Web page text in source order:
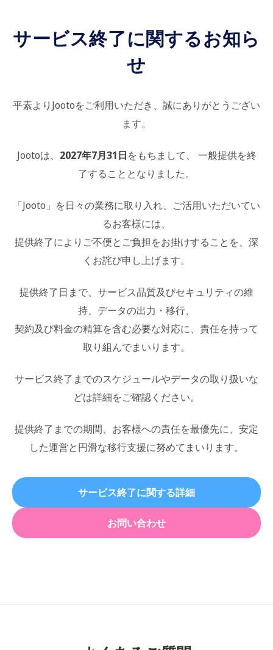
サービス終了に関するお知ら
せ
平素よりJootoをご利用いただき、誠にありがとうござい
ます。
Jootoは、 2027年7月31日をもちまして、 一般提供を終
了することとなりました。
「Jooto」を日々の業務に取り入れ、ご活用いただいてい
るお客様には、
提供終了によりご不便とご負担をお掛けすることを、深
くお詫び申し上げます。
提供終了日まで、サービス品質及びセキュリティの維
持、データの出力・移行、
契約及び料金の精算を含む必要な対応に、責任を持って
取り組んでまいります。
サービス終了までのスケジュールやデータの取り扱いな
どは詳細をご確認ください。
提供終了までの期間、お客様への責任を最優先に、安定
した運営と円滑な移行支援に努めてまいります。
サービス終了に関する詳細
お問い合わせ